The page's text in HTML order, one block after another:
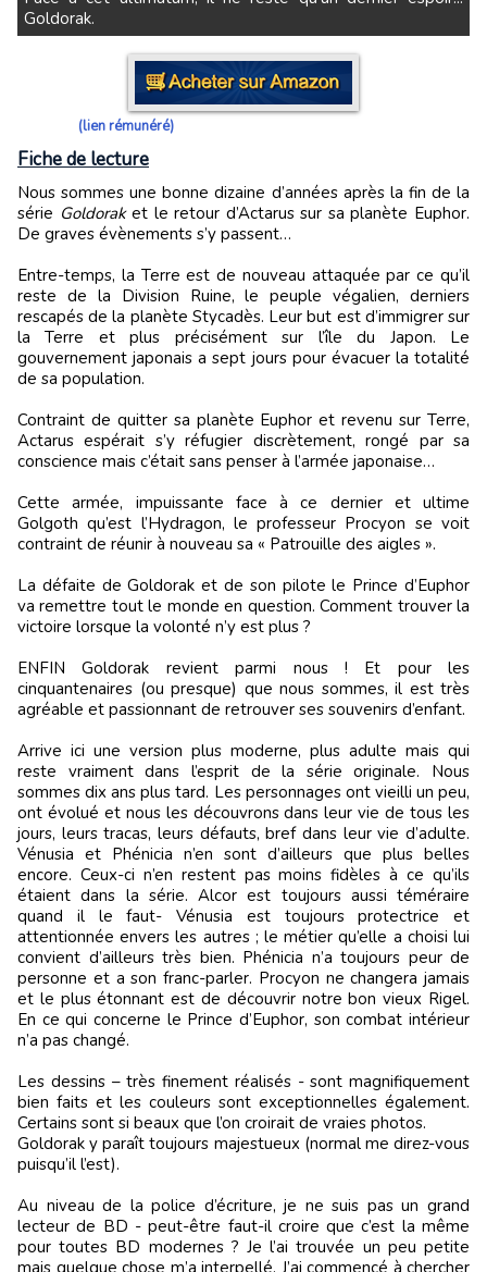
Goldorak.
(lien rémunéré)
Fiche de lecture
Nous sommes une bonne dizaine d’années après la fin de la
série Goldoraket le retour d’Actarus sur sa planète Euphor.
De graves évènements s’y passent…
Entre-temps, la Terre est de nouveau attaquée par ce qu’il
reste de la Division Ruine, le peuple végalien, derniers
rescapés de la planète Stycadès. Leur but est d’immigrer sur
la Terre et plus précisément sur l’île du Japon. Le
gouvernement japonais a sept jours pour évacuer la totalité
de sa population.
Contraint de quitter sa planète Euphor et revenu sur Terre,
Actarus espérait s’y réfugier discrètement, rongé par sa
conscience mais c’était sans penser à l’armée japonaise…
Cette armée, impuissante face à ce dernier et ultime
Golgoth qu’est l’Hydragon, le professeur Procyon se voit
contraint de réunir à nouveau sa « Patrouille des aigles ».
La défaite de Goldorak et de son pilote le Prince d’Euphor
va remettre tout le monde en question. Comment trouver la
victoire lorsque la volonté n’y est plus ?
ENFIN Goldorak revient parmi nous ! Et pour les
cinquantenaires (ou presque) que nous sommes, il est très
agréable et passionnant de retrouver ses souvenirs d’enfant.
Arrive ici une version plus moderne, plus adulte mais qui
reste vraiment dans l’esprit de la série originale. Nous
sommes dix ans plus tard. Les personnages ont vieilli un peu,
ont évolué et nous les découvrons dans leur vie de tous les
jours, leurs tracas, leurs défauts, bref dans leur vie d’adulte.
Vénusia et Phénicia n’en sont d’ailleurs que plus belles
encore. Ceux-ci n’en restent pas moins fidèles à ce qu’ils
étaient dans la série. Alcor est toujours aussi téméraire
quand il le faut- Vénusia est toujours protectrice et
attentionnée envers les autres ; le métier qu’elle a choisi lui
convient d’ailleurs très bien. Phénicia n’a toujours peur de
personne et a son franc-parler. Procyon ne changera jamais
et le plus étonnant est de découvrir notre bon vieux Rigel.
En ce qui concerne le Prince d’Euphor, son combat intérieur
n’a pas changé.
Les dessins – très finement réalisés - sont magnifiquement
bien faits et les couleurs sont exceptionnelles également.
Certains sont si beaux que l’on croirait de vraies photos.
Goldorak y paraît toujours majestueux (normal me direz-vous
puisqu’il l’est).
Au niveau de la police d’écriture, je ne suis pas un grand
lecteur de BD - peut-être faut-il croire que c’est la même
pour toutes BD modernes ? Je l’ai trouvée un peu petite